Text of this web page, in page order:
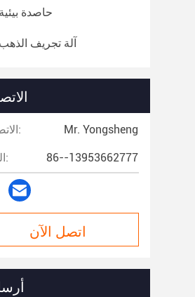
حاصدة بيئية
آلة تجريف الذهب
الاتصالات: Mr. Yongsheng
الهاتف: 86--13953662777
اتصل الآن